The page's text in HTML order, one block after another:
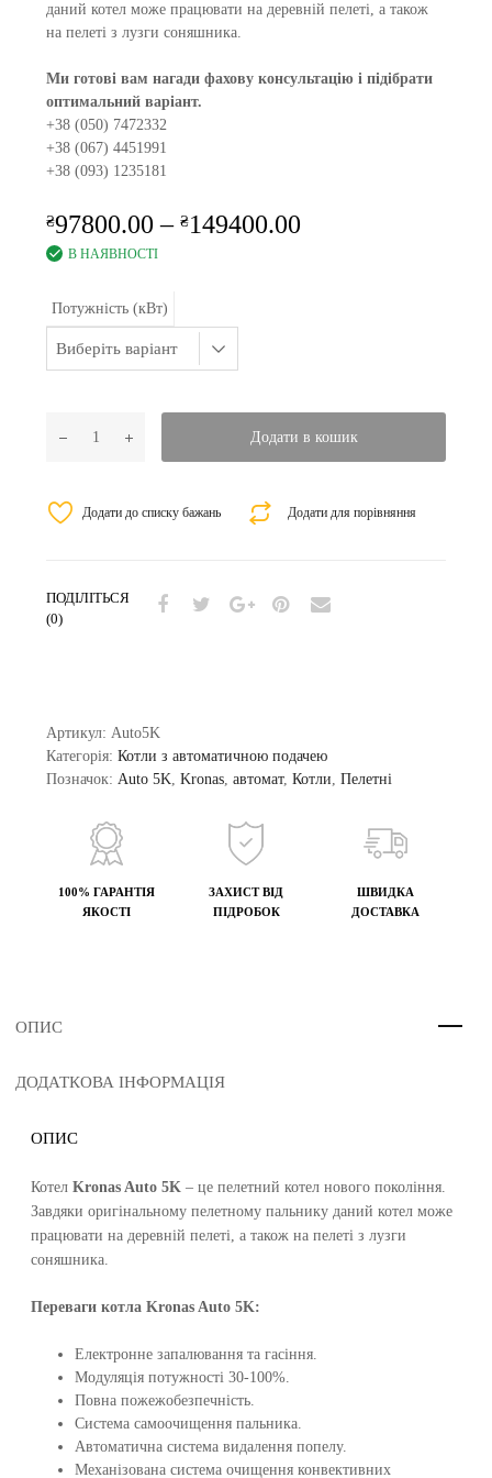
даний котел може працювати на деревній пелеті, а також
на пелеті з лузги соняшника.
Ми готові вам нагади фахову консультацію і підібрати
оптимальний варіант.
+38 (050) 7472332
+38 (067) 4451991
+38 (093) 1235181
₴97800.00 – ₴149400.00
В НАЯВНОСТІ
Потужність (кВт)
Додати в кошик
Додати для порівняння
Додати до списку бажань
ПОДІЛІТЬСЯ
(0)
Артикул: Auto5K
Категорія: Котли з автоматичною подачею
Позначок: Auto 5K, Kronas, автомат, Котли, Пелетні
100% ГАРАНТІЯ
ЯКОСТІ
ЗАХИСТ ВІД
ПІДРОБОК
ШВИДКА
ДОСТАВКА
ОПИС
ДОДАТКОВА ІНФОРМАЦІЯ
ОПИС
Котел Kronas Auto 5K – це пелетний котел нового покоління.
Завдяки оригінальному пелетному пальнику даний котел може
працювати на деревній пелеті, а також на пелеті з лузги
соняшника.
Переваги котла Kronas Auto 5K:
Електронне запалювання та гасіння.
Модуляція потужності 30-100%.
Повна пожежобезпечність.
Система самоочищення пальника.
Автоматична система видалення попелу.
Механізована система очищення конвективних